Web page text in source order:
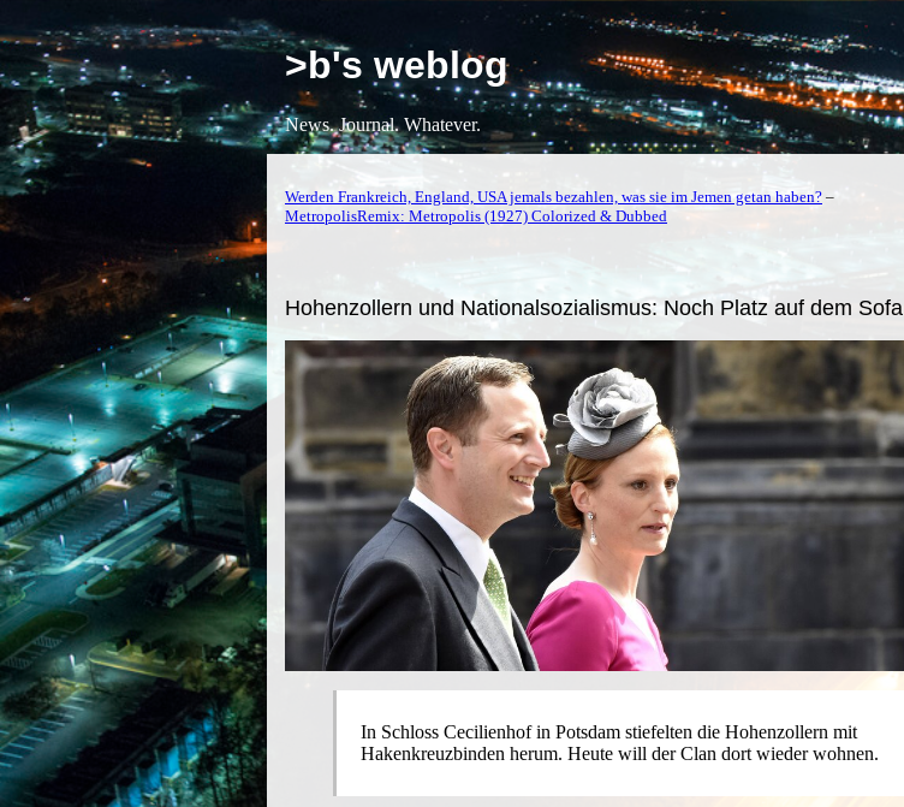
>b's weblog
News. Journal. Whatever.
Werden Frankreich, England, USA jemals bezahlen, was sie im Jemen getan haben? –
MetropolisRemix: Metropolis (1927) Colorized & Dubbed
Hohenzollern und Nationalsozialismus: Noch Platz auf dem Sofa
In Schloss Cecilienhof in Potsdam stiefelten die Hohenzollern mit
Hakenkreuz­binden herum. Heute will der Clan dort wieder wohnen.